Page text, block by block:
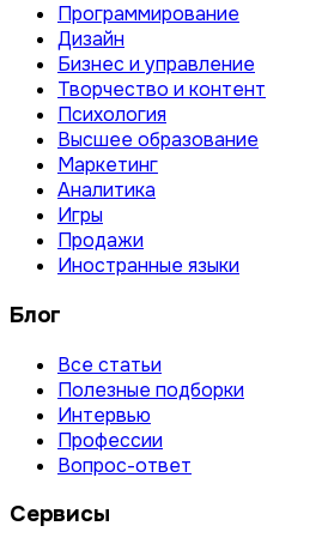
Программирование
Дизайн
Бизнес и управление
Творчество и контент
Психология
Высшее образование
Маркетинг
Аналитика
Игры
Продажи
Иностранные языки
Блог
Все статьи
Полезные подборки
Интервью
Профессии
Вопрос-ответ
Сервисы